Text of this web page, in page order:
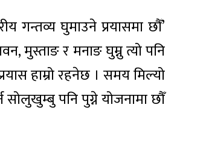
गन्तव्य घुमाउने प्रयासमा छौँ’
मुस्ताङ र मनाङ घुम्नु त्यो पनि
हाम्रो रहनेछ । समय मिल्यो
पनि पुग्ने योजनामा छौँ